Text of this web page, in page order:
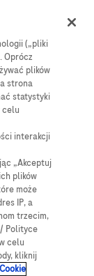
Menu
(„pliki
Oprócz
plików
strona
statystyki
celu
interakcji
„Akceptuj
plików
może
IP, a
trzecim,
Polityce
celu
kliknij